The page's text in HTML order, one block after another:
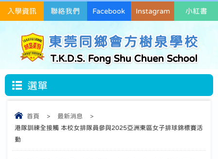
東莞同鄉會方樹泉學校
T.K.D.S. Fong Shu Chuen School
入學資訊 聯絡我們 Facebook Instagram 小紅書
選單
首頁 > 最新消息
>
港隊訓練全接觸 本校女排隊員參與2025亞洲東區女子排球錦標賽活
動